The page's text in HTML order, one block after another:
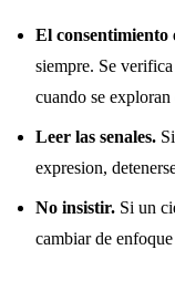
El consentimiento
siempre. Se
cuando se exploran
Leer las senales.
expresion,
No insistir. Si un
cambiar de